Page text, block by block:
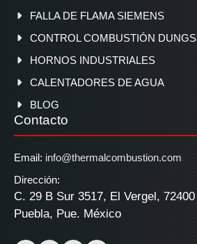
FALLA DE FLAMA SIEMENS
CONTROL COMBUSTIÓN DUNGS
HORNOS INDUSTRIALES
CALENTADORES DE AGUA
BLOG
Contacto
Email: info@thermalcombustion.com
Dirección:
C. 29 B Sur 3517, El Vergel, 72400
Puebla, Pue. México